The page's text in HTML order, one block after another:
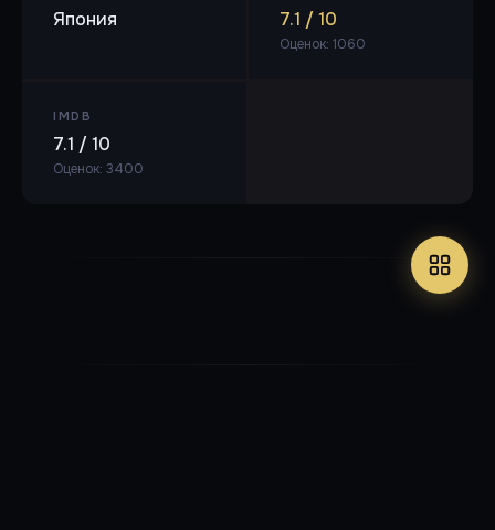
Япония 7.1 / 10
Оценок: 1060
IMDB
7.1 / 10
Оценок: 3400